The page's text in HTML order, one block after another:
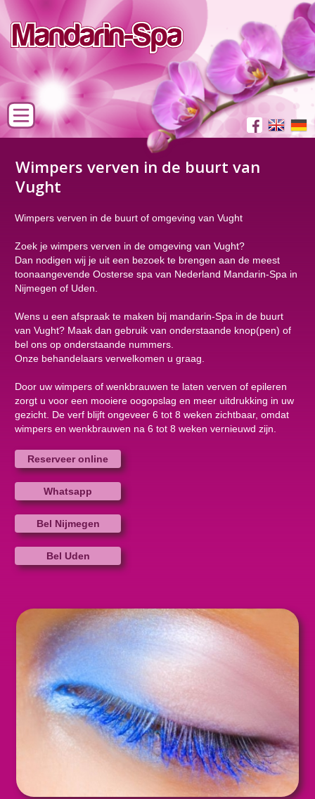
Wimpers verven in de buurt van
Vught
Wimpers verven in de buurt of omgeving van Vught
Zoek je wimpers verven in de omgeving van Vught?
Dan nodigen wij je uit een bezoek te brengen aan de meest
toonaangevende Oosterse spa van Nederland Mandarin-Spa in
Nijmegen of Uden.
Wens u een afspraak te maken bij mandarin-Spa in de buurt
van Vught? Maak dan gebruik van onderstaande knop(pen) of
bel ons op onderstaande nummers.
Onze behandelaars verwelkomen u graag.
Door uw wimpers of wenkbrauwen te laten verven of epileren
zorgt u voor een mooiere oogopslag en meer uitdrukking in uw
gezicht. De verf blijft ongeveer 6 tot 8 weken zichtbaar, omdat
wimpers en wenkbrauwen na 6 tot 8 weken vernieuwd zijn.
Reserveer online
Whatsapp
Bel Nijmegen
Bel Uden